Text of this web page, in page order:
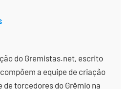
do Gremistas.net, escrito
a equipe de criação
de torcedores do Grêmio na